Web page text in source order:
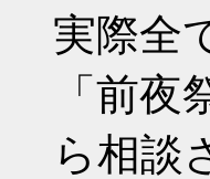
実際全
「前
ら相談